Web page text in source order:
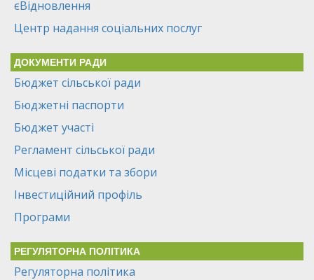
єВідновлення
Центр надання соціальних послуг
ДОКУМЕНТИ РАДИ
Бюджет сільської ради
Бюджетні паспорти
Бюджет участі
Регламент сільської ради
Місцеві податки та збори
Інвестиційний профіль
Програми
РЕГУЛЯТОРНА ПОЛІТИКА
Регуляторна політика